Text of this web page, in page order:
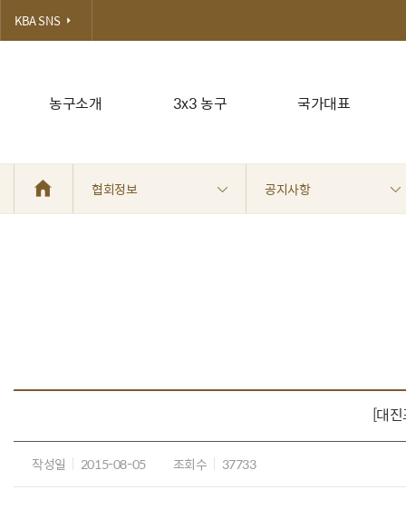
농구소개 3x3 농구 국가대표
KBA SNS
협회정보 공지사항
[대
작성일 2015-08-05 조회수 37733